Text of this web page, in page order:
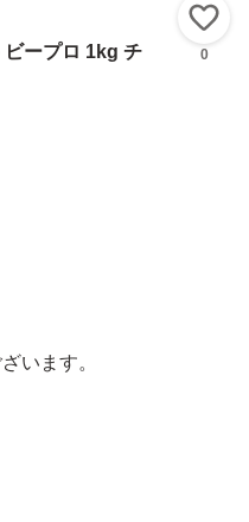
ープロ 1kg チ
0
います。